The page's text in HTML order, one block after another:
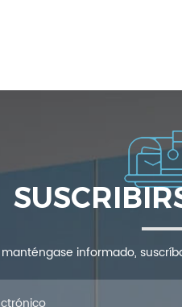
informado,